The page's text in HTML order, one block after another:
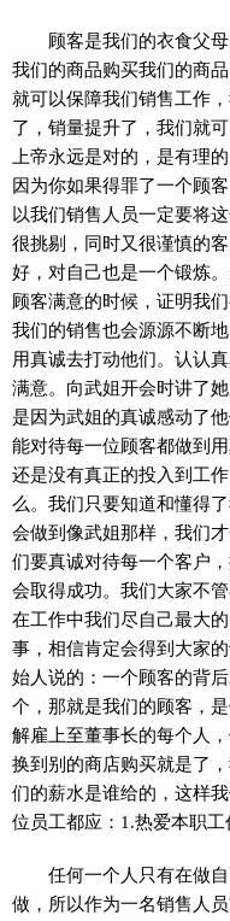
顾客是我们的衣食父
我们的商品购买我们的商
就可以保障我们销售工作
了，销量提升了，我们就
上帝永远是对的，是有理
因为你如果得罪了一个顾
以我们销售人员一定要将
很挑剔，同时又很谨慎的
好，对自己也是一个锻炼
顾客满意的时候，证明我
我们的销售也会源源不断
用真诚去打动他们。认认
满意。向武姐开会时讲了
是因为武姐的真诚感动了
能对待每一位顾客都做到
还是没有真正的投入到工
么。我们只要知道和懂得
会做到像武姐那样，我们
们要真诚对待每一个客户
会取得成功。我们大家不
在工作中我们尽自己最大
事，相信肯定会得到大家
始人说的：一个顾客的背
个，那就是我们的顾客，
解雇上至董事长的每个人
换到别的商店购买就是了
们的薪水是谁给的，这样
位员工都应：1.热爱本职工
任何一个人只有在做
做，所以作为一名销售人